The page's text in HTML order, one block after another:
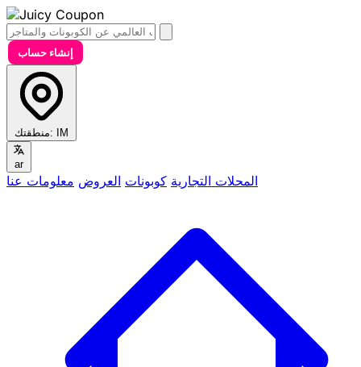
إنشاء حساب
منطقتك: IM
ar
المحلات التجارية كوبونات العروض معلومات عنا